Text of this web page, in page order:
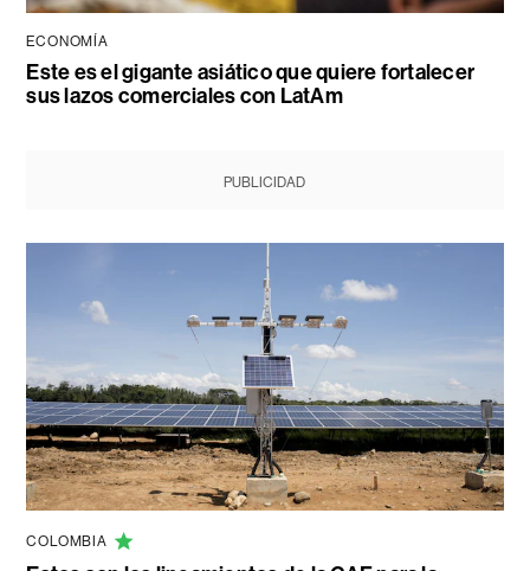
ECONOMÍA
Este es el gigante asiático que quiere fortalecer
sus lazos comerciales con LatAm
PUBLICIDAD
COLOMBIA